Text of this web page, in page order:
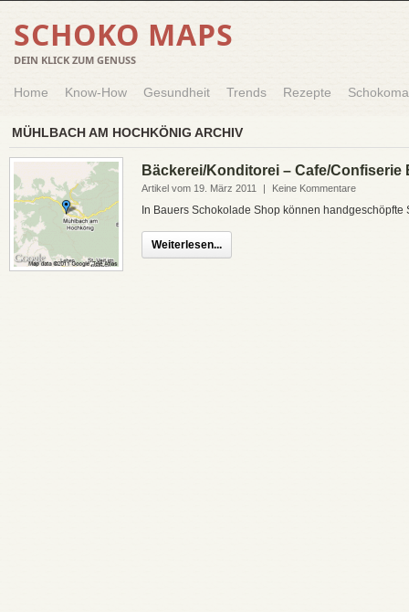
SCHOKO MAPS
DEIN KLICK ZUM GENUSS
Home Know-How Gesundheit Trends Rezepte
MÜHLBACH AM HOCHKÖNIG ARCHIV
Bäckerei/Konditorei – Cafe/Confiserie
Artikel vom 19. März 2011 | Keine Kommentare
In Bauers Schokolade Shop können
Weiterlesen...